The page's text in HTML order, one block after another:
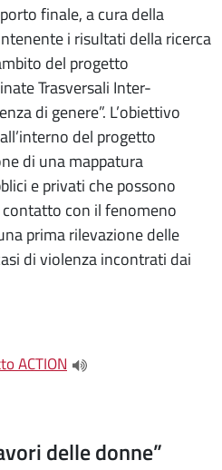
finale, a cura della
i risultati della ricerca
del progetto
Trasversali Inter-
di genere”. L’obiettivo
del progetto
di una mappatura
e privati che possono
con il fenomeno
prima rilevazione delle
di violenza incontrati dai
ACTION
delle donne”